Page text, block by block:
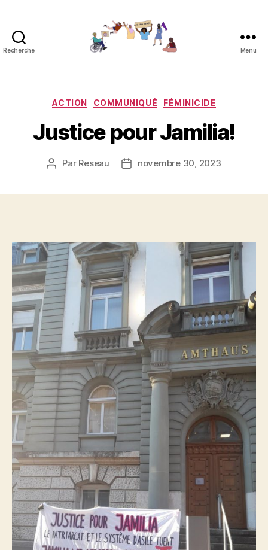
Recherche
féminicides
Menu
Catégories
ACTION COMMUNIQUÉ FÉMINICIDE
Justice pour Jamilia!
Auteur
Par Reseau
Datenovembre 30, 2023